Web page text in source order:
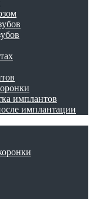
имплантов
имплантации